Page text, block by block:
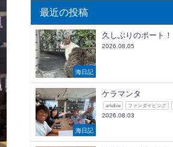
最近の投稿
海日記
久しぶりのボート！
2026.08.05
海日記
ケラマンタ
arkdive ファンダイビング
2026.08.03